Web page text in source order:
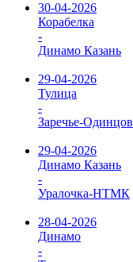
30-04-2026
Корабелка
-
Динамо Казань
29-04-2026
Тулица
-
Заречье-
29-04-2026
Динамо Казань
-
Уралочка-НТМК
28-04-2026
Динамо
-